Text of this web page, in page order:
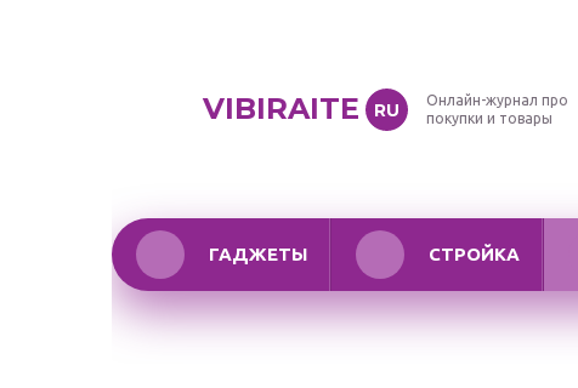
VIBIRAITE RU
Онлайн-журнал про
покупки и товары
ГАДЖЕТЫ СТРОЙКА